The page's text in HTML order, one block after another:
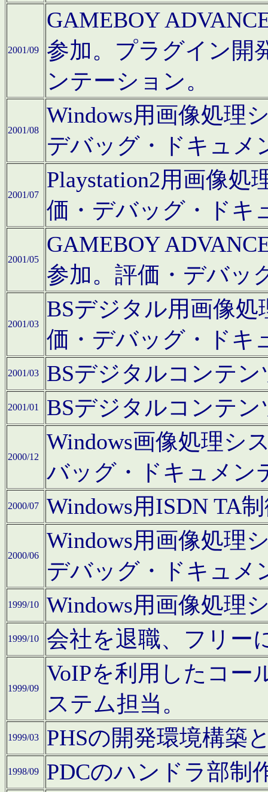
2001/09
GAMEBOY
参加。プラグイン開
ンテーション。
2001/08
Windows用画像処理
デバッグ・ドキュメ
2001/07
Playstation2用画像
価・デバッグ・ドキ
2001/05
GAMEBOY
参加。評価・デバッ
2001/03
BSデジタル用画像
価・デバッグ・ドキ
2001/03 BSデジタルコンテ
2001/01 BSデジタルコンテ
2000/12
Windows画像処理シ
バッグ・ドキュメン
2000/07 Windows用ISDN TA
2000/06
Windows用画像処理
デバッグ・ドキュメ
1999/10 Windows用画像処理
1999/10 会社を退職、フリー
1999/09
VoIPを利用したコー
ステム担当。
1999/03 PHSの開発環境構築
1998/09 PDCのハンドラ部制